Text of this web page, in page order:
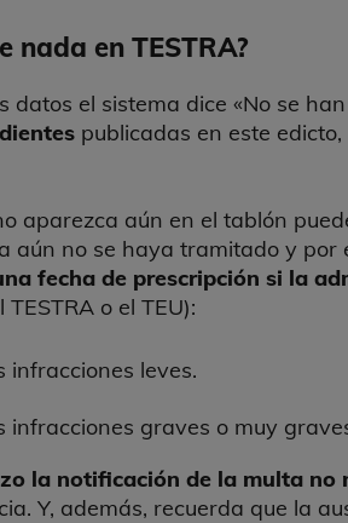
nada en TESTRA?
datos el sistema dice «No se
publicadas en este
aparezca aún en el tablón
aún no se haya tramitado y
fecha de prescripción si la
o el TEU):
infracciones leves.
infracciones graves o muy
la notificación de la multa no
Y, además, recuerda que la